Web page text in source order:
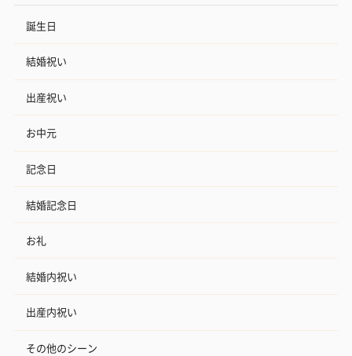
誕生日
結婚祝い
出産祝い
お中元
記念日
結婚記念日
お礼
結婚内祝い
出産内祝い
その他のシーン